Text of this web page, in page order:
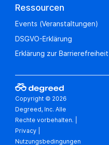
Ressourcen
Events (Veranstaltungen)
DSGVO-Erklärung
Erklärung zur Barrierefreiheit
Copyright © 2026
Degreed, Inc. Alle
Rechte vorbehalten.
Privacy
Nutzungsbedingungen